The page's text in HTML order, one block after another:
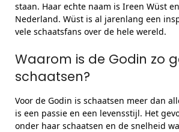
staan. Haar echte naam is Ireen Wüst
Nederland. Wüst is al jarenlang een
vele schaatsfans over de hele wereld.
Waarom is de Godin zo
schaatsen?
Voor de Godin is schaatsen meer dan
is een passie en een levensstijl. Het
onder haar schaatsen en de snelheid